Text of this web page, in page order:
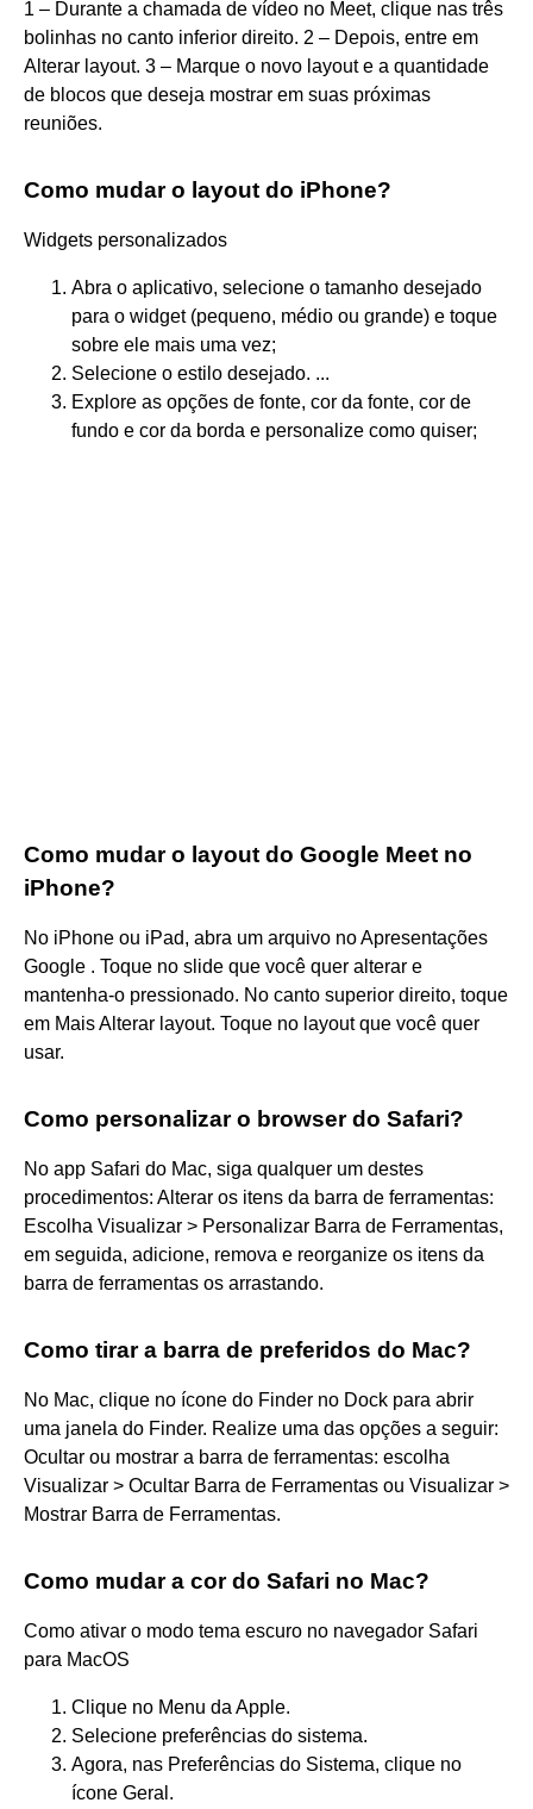
1 – Durante a chamada de vídeo no Meet, clique nas três
bolinhas no canto inferior direito. 2 – Depois, entre em
Alterar layout. 3 – Marque o novo layout e a quantidade
de blocos que deseja mostrar em suas próximas
reuniões.
Como mudar o layout do iPhone?
Widgets personalizados
Abra o aplicativo, selecione o tamanho desejado
para o widget (pequeno, médio ou grande) e toque
sobre ele mais uma vez;
Selecione o estilo desejado. ...
Explore as opções de fonte, cor da fonte, cor de
fundo e cor da borda e personalize como quiser;
Como mudar o layout do Google Meet no
iPhone?
No iPhone ou iPad, abra um arquivo no Apresentações
Google . Toque no slide que você quer alterar e
mantenha-o pressionado. No canto superior direito, toque
em Mais Alterar layout. Toque no layout que você quer
usar.
Como personalizar o browser do Safari?
No app Safari do Mac, siga qualquer um destes
procedimentos: Alterar os itens da barra de ferramentas:
Escolha Visualizar > Personalizar Barra de Ferramentas,
em seguida, adicione, remova e reorganize os itens da
barra de ferramentas os arrastando.
Como tirar a barra de preferidos do Mac?
No Mac, clique no ícone do Finder no Dock para abrir
uma janela do Finder. Realize uma das opções a seguir:
Ocultar ou mostrar a barra de ferramentas: escolha
Visualizar > Ocultar Barra de Ferramentas ou Visualizar >
Mostrar Barra de Ferramentas.
Como mudar a cor do Safari no Mac?
Como ativar o modo tema escuro no navegador Safari
para MacOS
Clique no Menu da Apple.
Selecione preferências do sistema.
Agora, nas Preferências do Sistema, clique no
ícone Geral.